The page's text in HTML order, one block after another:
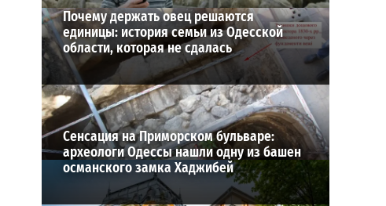
Почему держать овец решаются
единицы: история семьи из Одесской
области, которая не сдалась
Сенсация на Приморском бульваре:
археологи Одессы нашли одну из башен
османского замка Хаджибей